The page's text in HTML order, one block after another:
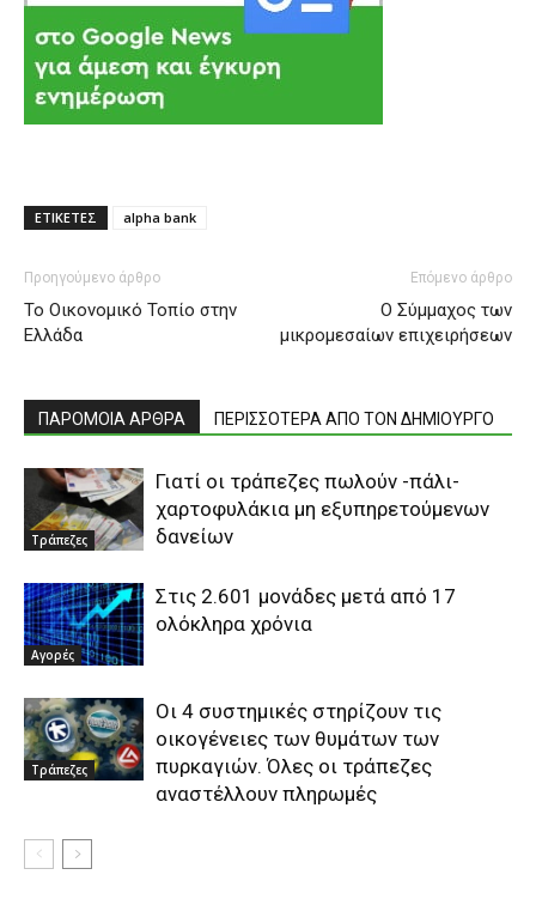
ΕΤΙΚΕΤΕΣ alpha bank
Προηγούμενο άρθρο
Το Οικονομικό Τοπίο στην
Ελλάδα
Επόμενο άρθρο
Ο Σύμμαχος των
μικρομεσαίων επιχειρήσεων
ΠΑΡΟΜΟΙΑ ΑΡΘΡΑ ΠΕΡΙΣΣΟΤΕΡΑ ΑΠΟ ΤΟΝ ΔΗΜΙΟΥΡΓΟ
Τράπεζες
Γιατί οι τράπεζες πωλούν -πάλι-
χαρτοφυλάκια μη εξυπηρετούμενων
δανείων
Αγορές
Στις 2.601 μονάδες μετά από 17
ολόκληρα χρόνια
Τράπεζες
Οι 4 συστημικές στηρίζουν τις
οικογένειες των θυμάτων των
πυρκαγιών. Όλες οι τράπεζες
αναστέλλουν πληρωμές